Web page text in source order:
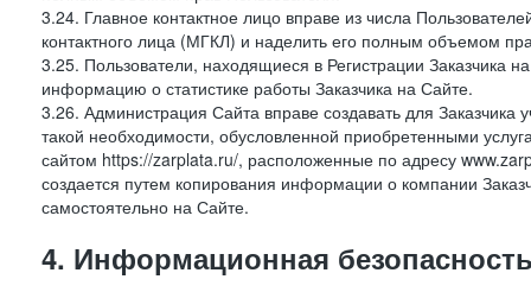
3.24. Главное контактное лицо вправе из числа
контактного лица (МГКЛ) и наделить его полным объемом
3.25. Пользователи, находящиеся в Регистрации Заказчика
информацию о статистике работы Заказчика на Сайте.
3.26. Администрация Сайта вправе создавать для
такой необходимости, обусловленной приобретенными
сайтом https://zarplata.ru/, расположенные по адресу
создается путем копирования информации о компании
самостоятельно на Сайте.
4. Информационная